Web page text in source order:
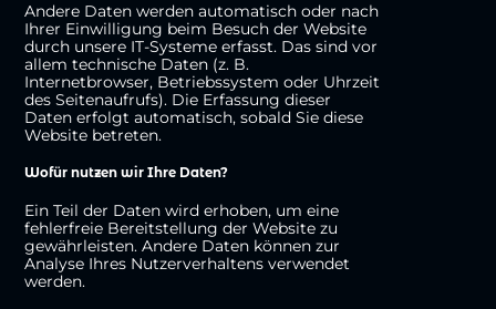
Andere Daten werden automatisch oder nach
Ihrer Einwilligung beim Besuch der Website
durch unsere IT-Systeme erfasst. Das sind vor
allem technische Daten (z. B.
Internetbrowser, Betriebssystem oder Uhrzeit
des Seitenaufrufs). Die Erfassung dieser
Daten erfolgt automatisch, sobald Sie diese
Website betreten.
Wofür nutzen wir Ihre Daten?
Ein Teil der Daten wird erhoben, um eine
fehlerfreie Bereitstellung der Website zu
gewährleisten. Andere Daten können zur
Analyse Ihres Nutzerverhaltens verwendet
werden.